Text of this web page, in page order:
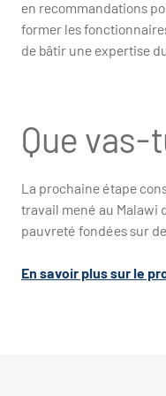
en recommandations
former les
de bâtir une expertise
Que
La prochaine étape
travail mené au Malawi
pauvreté fondées sur
En savoir plus sur le